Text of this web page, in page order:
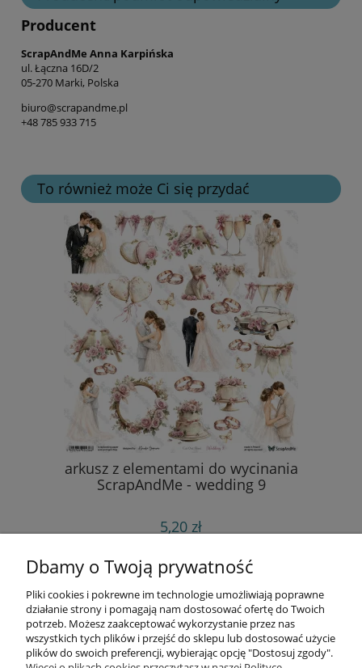
Producent
ScrapAndMe Anna Karpińska
ul. Łączna 16D/2
05-270 Marki, Polska
biuro@scrapandme.pl
+48 785 933 715
To również może Ci się przydać
arkusz z elementami do wycinania
ScrapAndMe - wedding 9
5,20 zł
do koszyka
Informacje
Opłaty i koszty dostawy
Dbamy o Twoją prywatność
Pliki cookies i pokrewne im technologie umożliwiają poprawne
działanie strony i pomagają nam dostosować ofertę do Twoich
potrzeb. Możesz zaakceptować wykorzystanie przez nas
wszystkich tych plików i przejść do sklepu lub dostosować użycie
plików do swoich preferencji, wybierając opcję "Dostosuj zgody".